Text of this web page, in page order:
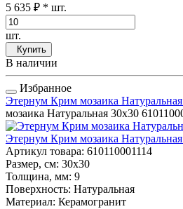
5 635 ₽ * шт.
шт.
Купить
В наличии
Избранное
Этернум Крим мозаика
мозаика Натуральная 30x30
Этернум Крим мозаика
Артикул товара: 610110001114
Размер, см: 30x30
Толщина, мм: 9
Поверхность: Натуральная
Материал: Керамогранит